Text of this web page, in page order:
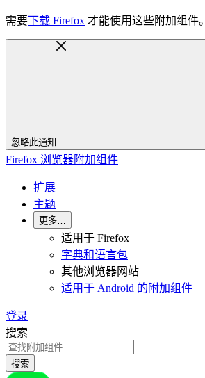
需要下载 Firefox 才能使用这些附加组件。
忽略此通知
Firefox 浏览器附加组件
扩展
主题
更多…
适用于 Firefox
字典和语言包
其他浏览器网站
适用于 Android 的附加组件
登录
搜索
搜索